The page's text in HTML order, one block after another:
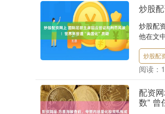
炒股
炒股配
他在文
炒股配
阅读：
配资
数” 曾